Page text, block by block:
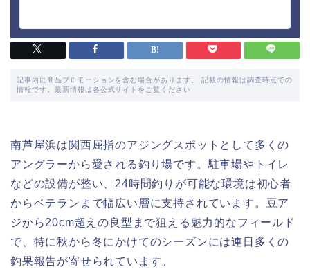
記事内に商品プロモーションを含む場合があります。 記載の情報は調査時点での
情報です。最新情報は各公式サイトをご覧ください
南芦屋浜は関西屈指のアジングスポットとして多くの
アングラーから愛される釣り場です。駐車場やトイレ
などの設備が整い、24時間釣りが可能な環境は初心者
からベテランまで幅広い層に支持されています。豆ア
ジから20cm超えの良型まで狙える魅力的なフィールド
で、特に秋から冬にかけてのシーズンには連日多くの
釣果報告が寄せられています。